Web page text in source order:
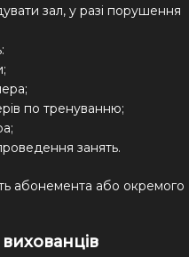
зал, у разі порушення
по тренуванню;
занять.
абонемента або окремого